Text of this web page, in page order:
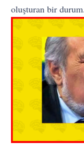
oluşturan bir durum.